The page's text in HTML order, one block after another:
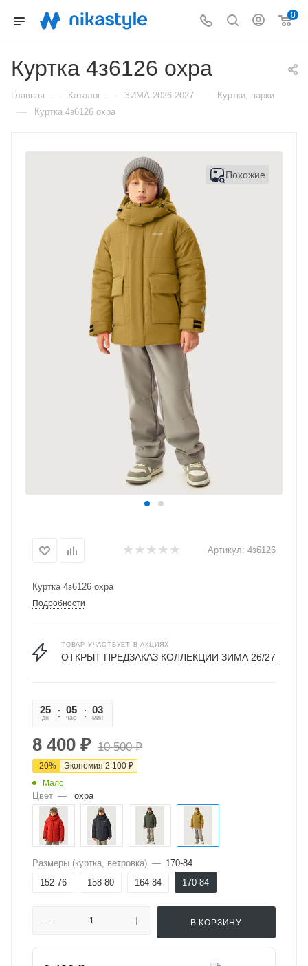
0
Куртка 4з6126 охра
Главная — Каталог — ЗИМА 2026-2027 — Куртки, парки
— Куртка 4з6126 охра
Похожие
Артикул: 4з6126
Куртка 4з6126 охра
Подробности
ТОВАР УЧАСТВУЕТ В АКЦИЯХ
ОТКРЫТ ПРЕДЗАКАЗ КОЛЛЕКЦИИ ЗИМА 26/27
25
дн
05
час
03
мин
8 400 ₽ 10 500₽
-20% Экономия 2 100 ₽
Мало
Цвет — охра
Размеры (куртка, ветровка) — 170-84
152-76
158-80 164-84 170-84
В КОРЗИНУ